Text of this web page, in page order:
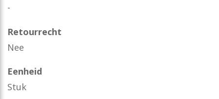
-
Retourrecht
Nee
Eenheid
Stuk